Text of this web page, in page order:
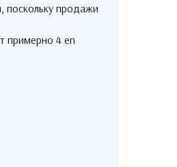
, поскольку продажи
примерно 4 en